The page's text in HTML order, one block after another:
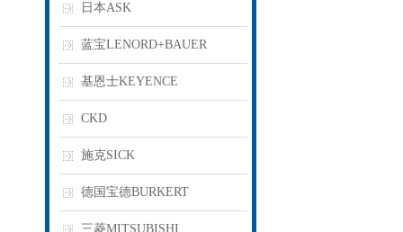
日本ASK
蓝宝LENORD+BAUER
基恩士KEYENCE
CKD
施克SICK
德国宝德BURKERT
三菱MITSUBISHI